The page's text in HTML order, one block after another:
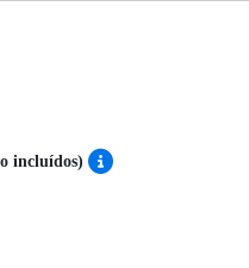
incluídos)